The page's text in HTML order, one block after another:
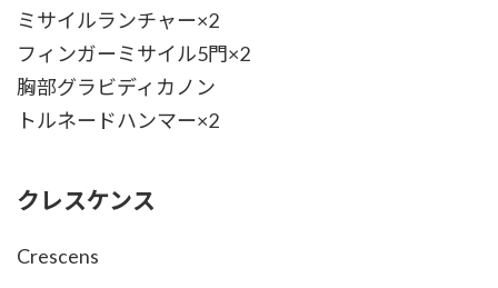
ミサイルランチャー×2
フィンガーミサイル5門×2
胸部グラビディカノン
トルネードハンマー×2
クレスケンス
Crescens